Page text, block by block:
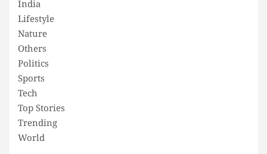
India
Lifestyle
Nature
Others
Politics
Sports
Tech
Top Stories
Trending
World